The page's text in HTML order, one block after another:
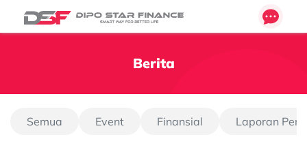
Berita
Semua Event Finansial Laporan